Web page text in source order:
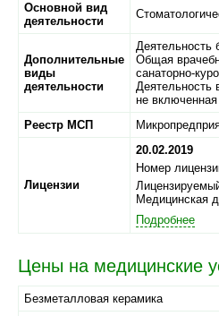
Основной вид
деятельности
Дополнительные
виды
деятельности
Деятельность
Общая
санаторно-
Деятельность
не включенная
Реестр МСП
Лицензии
20.02.2019
Номер
Медицинская
Подробнее
Цены на медицинские
Безметалловая керамика